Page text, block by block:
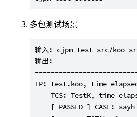
多包测试场景
输入: cjpm test src/koo
输出:
TP: test.koo, time elapsed:
TCS: TestK, time
[ PASSED ] CASE: